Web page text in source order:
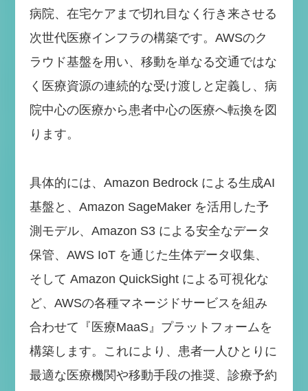
病院、在宅ケアまで切れ目なく行き来させる
次世代医療インフラの構築です。AWSのク
ラウド基盤を用い、移動を単なる交通ではな
く医療資源の連続的な受け渡しと定義し、病
院中心の医療から患者中心の医療へ転換を図
ります。
具体的には、Amazon Bedrock による生成AI
基盤と、Amazon SageMaker を活用した予
測モデル、Amazon S3 による安全なデータ
保管、AWS IoT を通じた生体データ収集、
そして Amazon QuickSight による可視化な
ど、AWSの各種マネージドサービスを組み
合わせて『医療MaaS』プラットフォームを
構築します。これにより、患者一人ひとりに
最適な医療機関や移動手段の推奨、診療予約